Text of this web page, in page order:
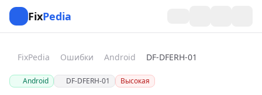
FixPedia
FixPedia Ошибки Android DF-DFERH-01
Android DF-DFERH-01 Высокая